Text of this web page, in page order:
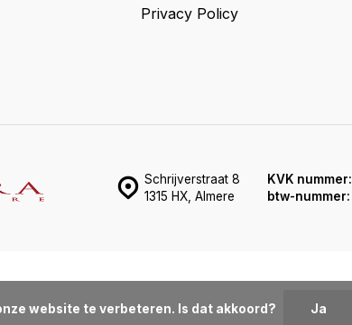
Privacy Policy
Schrijverstraat 8
1315 HX, Almere
KVK nummer:
btw-nummer:
website te verbeteren. Is dat akkoord?
Ja